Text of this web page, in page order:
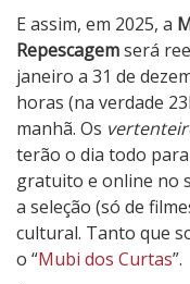
E assim, em 2025, a
Repescagemserá
janeiro a 31 de
horas (na verdade
manhã. Os
terão o dia todo
gratuito e online no
a seleção (só de
cultural. Tanto que
o “Mubi dos Curtas”.